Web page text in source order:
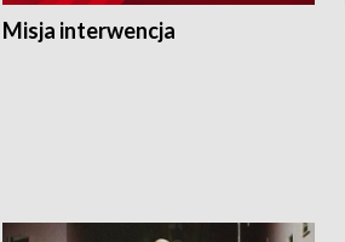
Misja interwencja